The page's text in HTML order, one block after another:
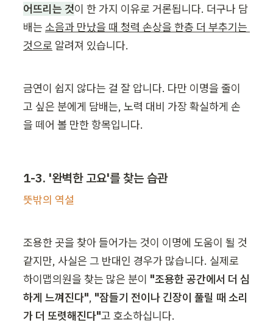
어뜨리는 것이 한 가지 이유로 거론됩니다. 더구나 담
배는 소음과 만났을 때 청력 손상을 한층 더 부추기는
것으로 알려져 있습니다.
금연이 쉽지 않다는 걸 잘 압니다. 다만 이명을 줄이
고 싶은 분에게 담배는, 노력 대비 가장 확실하게 손
을 떼어 볼 만한 항목입니다.
1-3. '완벽한 고요'를 찾는 습관
뜻밖의 역설
조용한 곳을 찾아 들어가는 것이 이명에 도움이 될 것
같지만, 사실은 그 반대인 경우가 많습니다. 실제로
하이맵의원을 찾는 많은 분이 "조용한 공간에서 더 심
하게 느껴진다", "잠들기 전이나 긴장이 풀릴 때 소리
가 더 또렷해진다"고 호소하십니다.